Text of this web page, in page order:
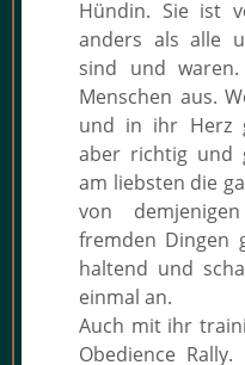
Hündin. Sie ist
anders als alle
sind und
Menschen aus.
und in ihr Herz
aber richtig und
am liebsten die
von
fremden Dingen
haltend und
einmal an.
Auch mit ihr
Obedience